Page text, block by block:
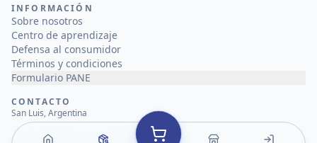
INFORMACIÓN
Sobre nosotros
Centro de aprendizaje
Defensa al consumidor
Términos y condiciones
Formulario PANE
CONTACTO
San Luis, Argentina